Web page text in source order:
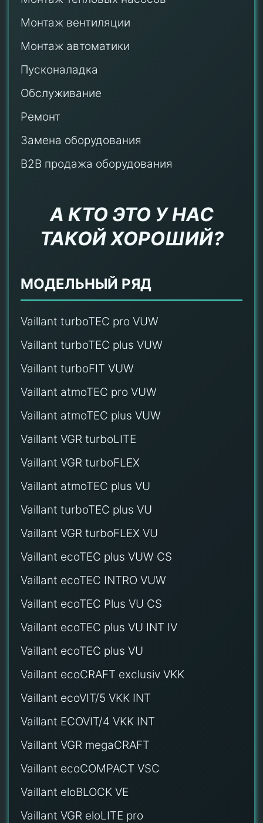
Монтаж вентиляции
Монтаж автоматики
Пусконаладка
Обслуживание
Ремонт
Замена оборудования
B2B продажа оборудования
А КТО ЭТО У НАС
ТАКОЙ ХОРОШИЙ?
МОДЕЛЬНЫЙ РЯД
Vaillant turboTEC pro VUW
Vaillant turboTEC plus VUW
Vaillant turboFIT VUW
Vaillant atmoTEC pro VUW
Vaillant atmoTEC plus VUW
Vaillant VGR turboLITE
Vaillant VGR turboFLEX
Vaillant atmoTEC plus VU
Vaillant turboTEC plus VU
Vaillant VGR turboFLEX VU
Vaillant ecoTEC plus VUW CS
Vaillant ecoTEC INTRO VUW
Vaillant ecoTEC Plus VU CS
Vaillant ecoTEC plus VU INT IV
Vaillant ecoTEC plus VU
Vaillant ecoCRAFT exclusiv VKK
Vaillant ecoVIT/5 VKK INT
Vaillant ECOVIT/4 VKK INT
Vaillant VGR megaCRAFT
Vaillant ecoCOMPACT VSC
Vaillant eloBLOCK VE
Vaillant VGR eloLITE pro